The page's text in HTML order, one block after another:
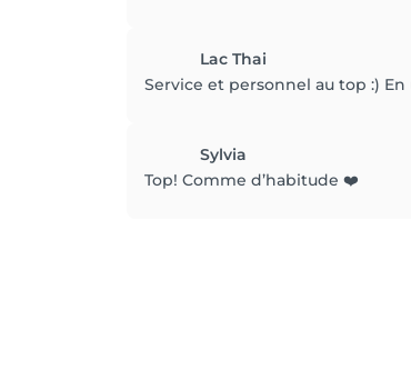
Lac Thai
Service et personnel au top :)
Sylvia
Top! Comme d’habitude ❤️